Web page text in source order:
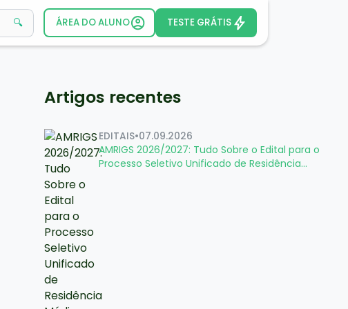
ÁREA DO ALUNO TESTE GRÁTIS
Artigos recentes
EDITAIS•07.09.2026
AMRIGS 2026/2027: Tudo Sobre o Edital para o
Processo Seletivo Unificado de Residência